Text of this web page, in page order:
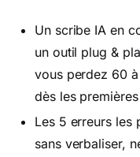
Un scribe IA en
un outil plug &
vous perdez 60
dès les
Les 5 erreurs les
sans verbaliser,